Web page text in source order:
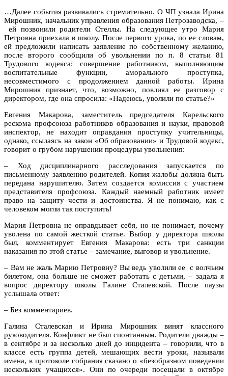
…Далее события развивались стремительно. О ЧП узнала Ирина
Мирошник, начальник управления образования Петрозаводска, –
ей позвонили родители Стеллы. На следующее утро Мария
Петровна приехала в школу. После первого урока, по ее словам,
ей предложили написать заявление по собственному желанию,
после второго сообщили об увольнении по п. 8 статьи 81
Трудового кодекса: совершение работником, выполняющим
воспитательные функции, аморального проступка,
несовместимого с продолжением данной работы. Ирина
Мирошник признает, что, возможно, повлиял ее разговор с
директором, где она спросила: «Надеюсь, уволили по статье?»
Евгения Макарова, заместитель председателя Карельского
рескома профсоюза работников образования и науки, правовой
инспектор, не находит оправдания проступку учительницы,
однако, ссылаясь на закон «Об образовании» и Трудовой кодекс,
говорит о грубом нарушении процедуры увольнения:
– Ход дисциплинарного расследования запускается по
письменному заявлению родителей. Копия жалобы должна быть
передана нарушителю. Затем создается комиссия с участием
представителя профсоюза. Каждый наемный работник имеет
право на защиту чести и достоинства. Я не понимаю, как с
человеком могли так поступить!
Мария Петровна не оправдывает себя, но не понимает, почему
уволена по самой жесткой статье. Выбор у директора школы
был, комментирует Евгения Макарова: есть три санкции
наказания по этой статье – замечание, выговор и увольнение.
– Вам не жаль Марию Петровну? Вы ведь уволили ее с волчьим
билетом, она больше не сможет работать с детьми, – задала я
вопрос директору школы Галине Сталевской. После паузы
услышала ответ:
– Без комментариев.
Галина Сталевская и Ирина Мирошник винят классного
руководителя. Конфликт не был спонтанным. Родители дважды –
в сентябре и за несколько дней до инцидента – говорили, что в
классе есть группа детей, мешающих вести уроки, называли
имена, в протоколе собрания сказано о «безобразном поведении
нескольких учащихся». Они по очереди посещали в октябре